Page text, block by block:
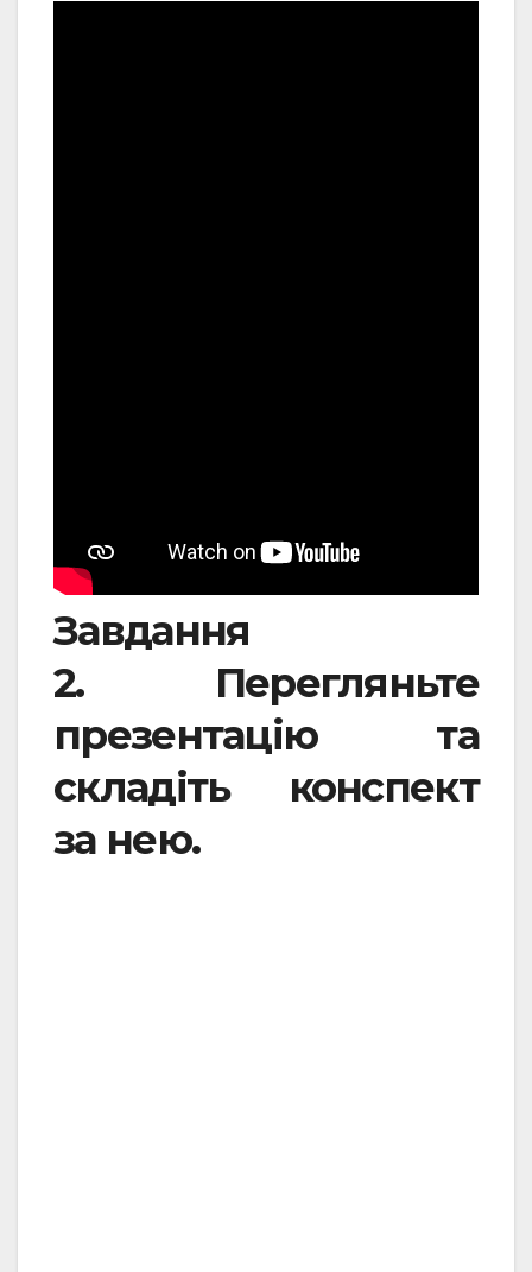
Завдання
2. Перегляньте
презентацію та
складіть конспект
за нею.